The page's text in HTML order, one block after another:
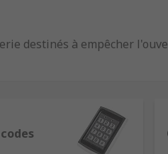
destinés à empêcher
matériaux pour répondre à
de sécurité.